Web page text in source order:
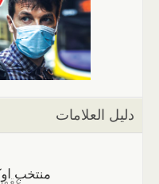
دليل العلامات